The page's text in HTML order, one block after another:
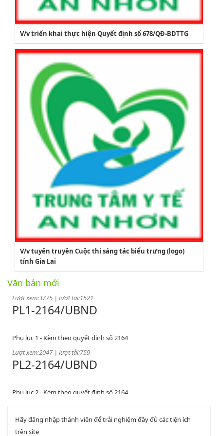
V/v triển khai thực hiện Quyết định số 678/QĐ-BDTTG
V/v tuyên truyền Cuộc thi sáng tác biểu trưng (logo)
tỉnh Gia Lai
Văn bản mới
2164/QĐUBND
Quyết định phê duyệt danh mục vị trí việc làm
Lượt xem:3775 | lượt tải:1521
PL1-2164/UBND
Lượt xem:2047 | lượt tải:759
PL2-2164/UBND
Lượt xem:2000 | lượt tải:1060
Phụ lục 3 - Kèm theo quyết định số 2164
Hãy đăng nhập thành viên để trải nghiệm đầy đủ các tiện ích
trên site